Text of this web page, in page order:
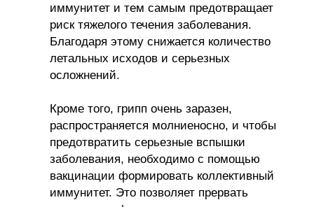
иммунитет и тем самым предотвращает
риск тяжелого течения заболевания.
Благодаря этому снижается количество
летальных исходов и серьезных
осложнений.
Кроме того, грипп очень заразен,
распространяется молниеносно, и чтобы
предотвратить серьезные вспышки
заболевания, необходимо с помощью
вакцинации формировать коллективный
иммунитет. Это позволяет прервать